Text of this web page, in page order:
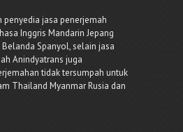
penyedia jasa penerjemah
Inggris Mandarin Jepang
Belanda Spanyol, selain jasa
Anindyatrans juga
tidak tersumpah untuk
Thailand Myanmar Rusia dan